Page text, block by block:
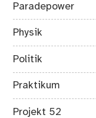
Paradepower
Physik
Politik
Praktikum
Projekt 52